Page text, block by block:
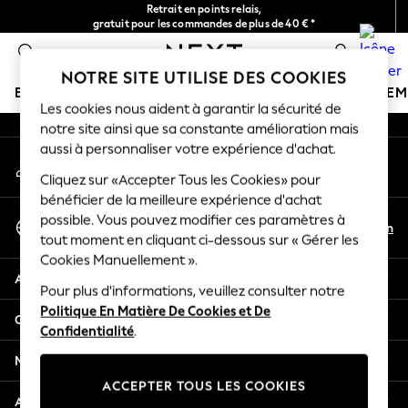
Retrait en points relais,
gratuit pour les commandes de plus de 40 € *
Livraison en 2-3 jours ouvrés*
BOUTIQUE VACANCES
HOLIDAY SHOP
Women's Holiday Shop
All Swimwear
All Beachwear
Bags & Accessories
Beach Dresses & Kaftans
Dresses
Flip Flops
Sliders
Jumpsuits & Playsuits
Linen Collection
Sandals
An error occurred on client
Nos réseaux sociaux
Mon compte
Connexion à votre compte
Sélectionnez Votre Langue
Français
En
Aide
Confidentialité et mentions légales
Ministères
Autres services
NOTRE SITE UTILISE DES COOKIES
Les cookies nous aident à garantir la sécurité de
notre site ainsi que sa constante amélioration mais
aussi à personnaliser votre expérience d'achat.
Cliquez sur «Accepter Tous les Cookies» pour
bénéficier de la meilleure expérience d'achat
possible. Vous pouvez modifier ces paramètres à
tout moment en cliquant ci-dessous sur « Gérer les
Cookies Manuellement ».
Pour plus d'informations, veuillez consulter notre
Politique En Matière De Cookies et De
Confidentialité.
ACCEPTER TOUS LES COOKIES